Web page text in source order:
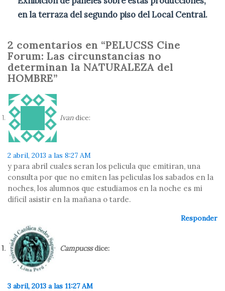
en la terraza del segundo piso del Local Central.
2 comentarios en “PELUCSS Cine
Forum: Las circunstancias no
determinan la NATURALEZA del
HOMBRE”
Ivan dice:
2 abril, 2013 a las 8:27 AM
y para abril cuales seran los pelicula que emitiran, una
consulta por que no emiten las peliculas los sabados en la
noches, los alumnos que estudiamos en la noche es mi
dificil asistir en la mañana o tarde.
Responder
Campucss dice:
3 abril, 2013 a las 11:27 AM